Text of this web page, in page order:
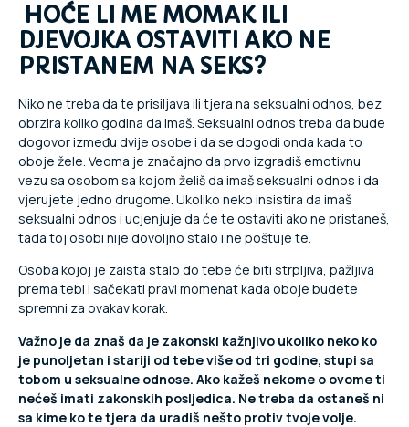
HOĆE LI ME MOMAK ILI
DJEVOJKA OSTAVITI AKO NE
PRISTANEM NA SEKS?
Niko ne treba da te prisiljava ili tjera na seksualni odnos, bez
obrzira koliko godina da imaš. Seksualni odnos treba da bude
dogovor između dvije osobe i da se dogodi onda kada to
oboje žele. Veoma je značajno da prvo izgradiš emotivnu
vezu sa osobom sa kojom želiš da imaš seksualni odnos i da
vjerujete jedno drugome. Ukoliko neko insistira da imaš
seksualni odnos i ucjenjuje da će te ostaviti ako ne pristaneš,
tada toj osobi nije dovoljno stalo i ne poštuje te.
Osoba kojoj je zaista stalo do tebe će biti strpljiva, pažljiva
prema tebi i sačekati pravi momenat kada oboje budete
spremni za ovakav korak.
Važno je da znaš da je zakonski kažnjivo ukoliko neko ko
je punoljetan i stariji od tebe više od tri godine, stupi sa
tobom u seksualne odnose. Ako kažeš nekome o ovome ti
nećeš imati zakonskih posljedica. Ne treba da ostaneš ni
sa kime ko te tjera da uradiš nešto protiv tvoje volje.